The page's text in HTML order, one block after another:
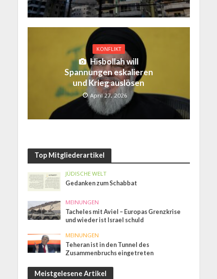
KONFLIKT
Hisbollah will
Spannungen eskalieren
und Krieg auslösen
April 27, 2026
Top Mitgliederartikel
JÜDISCHE WELT
Gedanken zum Schabbat
MEINUNGEN
Tacheles mit Aviel – Europas Grenzkrise
und wieder ist Israel schuld
MEINUNGEN
Teheran ist in den Tunnel des
Zusammenbruchs eingetreten
Meistgelesene Artikel